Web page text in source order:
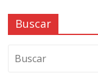
Buscar